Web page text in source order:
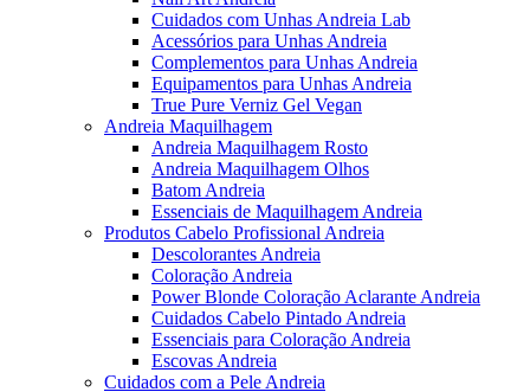
Cuidados com Unhas Andreia Lab
Acessórios para Unhas Andreia
Complementos para Unhas Andreia
Equipamentos para Unhas Andreia
True Pure Verniz Gel Vegan
Andreia Maquilhagem
Andreia Maquilhagem Rosto
Andreia Maquilhagem Olhos
Batom Andreia
Essenciais de Maquilhagem Andreia
Produtos Cabelo Profissional Andreia
Descolorantes Andreia
Coloração Andreia
Power Blonde Coloração Aclarante Andreia
Cuidados Cabelo Pintado Andreia
Essenciais para Coloração Andreia
Escovas Andreia
Cuidados com a Pele Andreia